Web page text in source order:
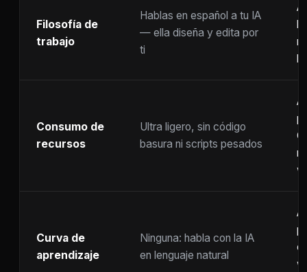
Filosofía de
trabajo
Hablas en español a tu IA
— ella diseña y edita por
ti
Consumo de
recursos
Ultra ligero, sin código
basura ni scripts pesados
Curva de
aprendizaje
Ninguna: habla con la IA
en lenguaje natural